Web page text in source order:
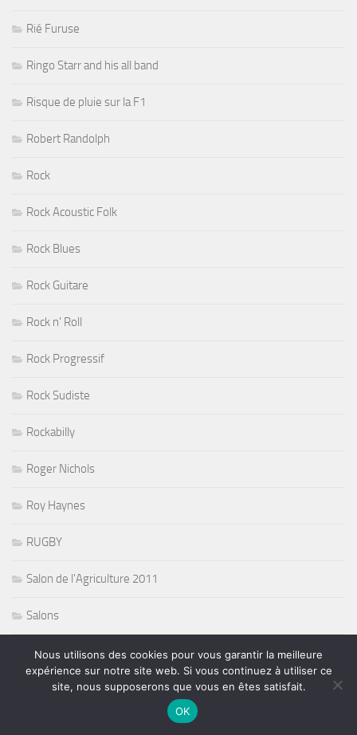
Rié Furuse
Ringo Starr and his all band
Risque de pluie sur la F1
Robert Randolph
Rock
Rock Acoustic Folk
Rock Blues
Rock Guitare
Rock n' Roll
Rock Progressif
Rock Sudiste
Rockabilly
Roger Nichols
Roy Haynes
RUGBY
Salon de l'Agriculture 2011
Salons
Shorty et Orleans Avenue
Side FX and Kim Cameron
Nous utilisons des cookies pour vous garantir la meilleure
expérience sur notre site web. Si vous continuez à utiliser ce
site, nous supposerons que vous en êtes satisfait.
OK